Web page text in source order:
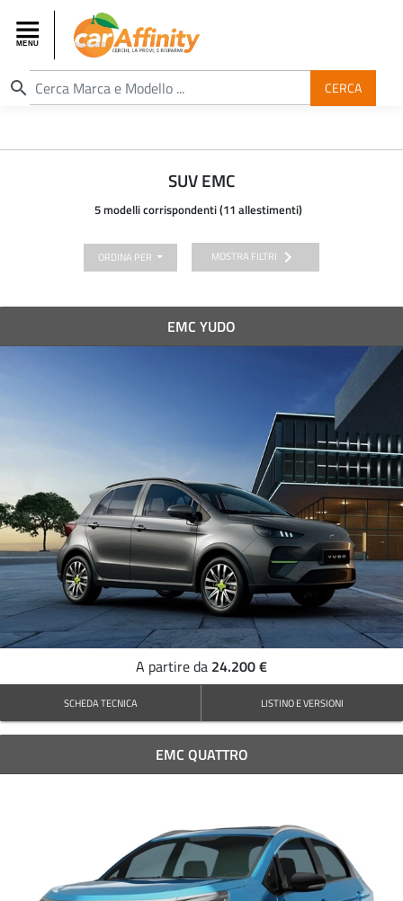
search CERCA
SUV EMC
5 modelli corrispondenti (11 allestimenti)
ORDINA PER MOSTRA FILTRI chevron_right
EMC YUDO
A partire da 24.200 €
SCHEDA TECNICA LISTINO E VERSIONI
EMC QUATTRO